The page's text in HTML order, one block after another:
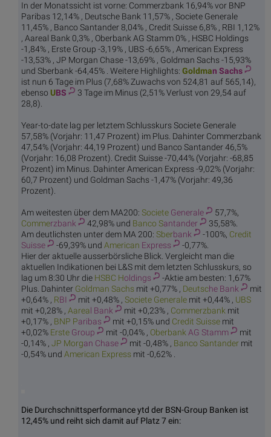
In der Monatssicht ist vorne: Commerzbank 16,94% vor BNP
Paribas 12,14% , Deutsche Bank 11,57% , Societe Generale
11,45% , Banco Santander 8,04% , Credit Suisse 6,8% , RBI 1,12%
, Aareal Bank 0,3% , Oberbank AG Stamm 0% , HSBC Holdings
-1,84% , Erste Group -3,19% , UBS -6,65% , American Express
-13,53% , JP Morgan Chase -13,69% , Goldman Sachs -15,93%
und Sberbank -64,45% . Weitere Highlights: Goldman Sachs
ist nun 6 Tage im Plus (7,68% Zuwachs von 524,81 auf 565,14),
ebensoUBS
3 Tage im Minus (2,51% Verlust von 29,54 auf
28,8).
Year-to-date lag per letztem Schlusskurs Societe Generale
57,58% (Vorjahr: 11,47 Prozent) im Plus. Dahinter Commerzbank
47,54% (Vorjahr: 44,19 Prozent) und Banco Santander 46,5%
(Vorjahr: 16,08 Prozent). Credit Suisse -70,44% (Vorjahr: -68,85
Prozent) im Minus. Dahinter American Express -9,02% (Vorjahr:
60,7 Prozent) und Goldman Sachs -1,47% (Vorjahr: 49,36
Prozent).
Am weitesten über dem MA200: Societe Generale
57,7%,
Commerzbank 42,98% und Banco Santander
35,58%.
Am deutlichsten unter dem MA 200: Sberbank -100%, Credit
Suisse
-69,39% und American Express
-0,77%.
Hier der aktuelle ausserbörsliche Blick. Vergleicht man die
aktuellen Indikationen bei L&S mit dem letzten Schlusskurs, so
lag um 8:30 Uhr die HSBC Holdings
-Aktie am besten: 1,67%
Plus. Dahinter Goldman Sachs mit +0,77% , Deutsche Bank
mit
+0,64% , RBI mit +0,48% , Societe Generale mit +0,44% , UBS
mit +0,28% , Aareal Bank mit +0,23% , Commerzbank mit
+0,17% , BNP Paribas mit +0,15% und Credit Suisse mit
+0,02% Erste Group mit -0,04% , Oberbank AG Stamm
mit
-0,14% , JP Morgan Chase mit -0,48% , Banco Santander mit
-0,54% und American Express mit -0,62% .
Die Durchschnittsperformance ytd der BSN-Group Banken ist
12,45% und reiht sich damit auf Platz 7 ein: